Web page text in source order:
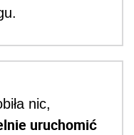
nic,
uruchomić